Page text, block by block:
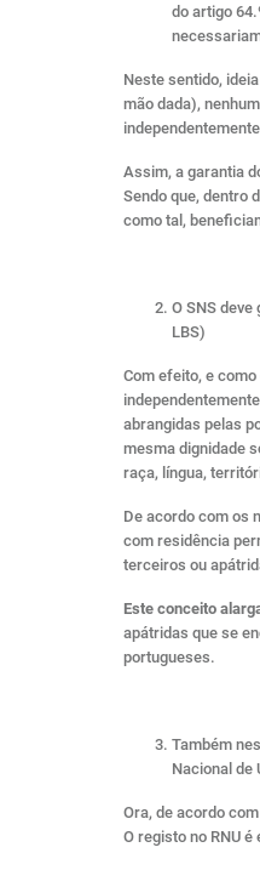
do artigo
Neste sentido,
mão dada),
Assim, a garantia
Sendo que, dentro
como tal,
O SNS
LBS)
Com efeito, e
abrangidas pelas
mesma dignidade
raça, língua,
De acordo com os
com residência
terceiros ou
Este conceito
apátridas que se
portugueses.
Também
Nacional de
Ora, de acordo
O registo no RNU